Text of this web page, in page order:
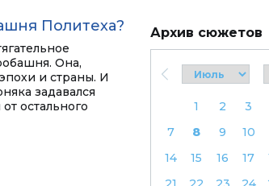
Политеха?
Она,
и страны. И
задавался
остального
Архив сюжетов
1 2 3
7
8 9 10
14
15 16 17